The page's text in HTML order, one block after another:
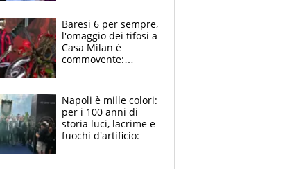
circondati
dall'affetto dei tifosi
Baresi 6 per sempre,
l'omaggio dei tifosi a
Casa Milan è
commovente:
bigliettini
Napoli è mille colori:
per i 100 anni di
storia luci, lacrime e
fuochi d'artificio: De